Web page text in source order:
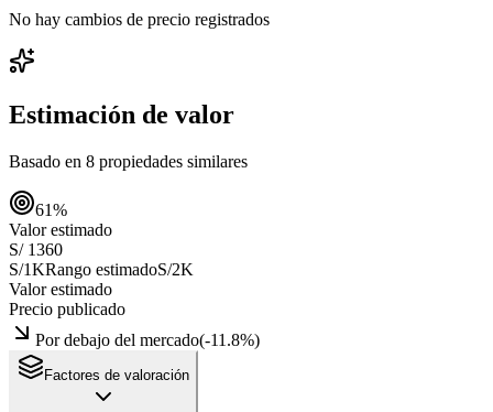
No hay cambios de precio registrados
Estimación de valor
Basado en 8 propiedades similares
61%
Valor estimado
S/ 1360
S/1KRango estimadoS/2K
Valor estimado
Precio publicado
Por debajo del mercado(-11.8%)
Factores de valoración